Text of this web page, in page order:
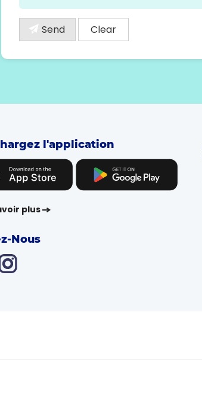
l'application
plus
Nous